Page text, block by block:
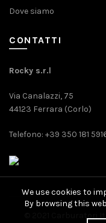
Dove siamo
CONTATTI
Rocky s.r.l
Via Canalazzi, 75
44123 Ferrara (Corlo)
Telefono: +39 350 181
© 2021 Carburatori
We use cookies to
By browsing this